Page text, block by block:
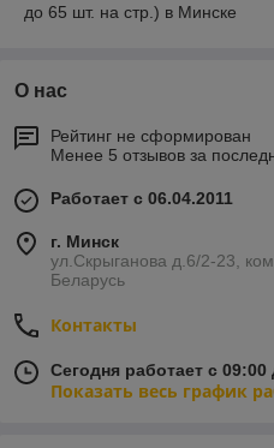
Курьер
до 65 шт. на стр.) в Минске
О нас
Рейтинг не сформирован
Менее 5 отзывов за
Работает с 06.04.2011
г. Минск
ул.Скрыганова д.6/2-23,
Беларусь
Контакты
Сегодня работает с 09:00
Показать весь график